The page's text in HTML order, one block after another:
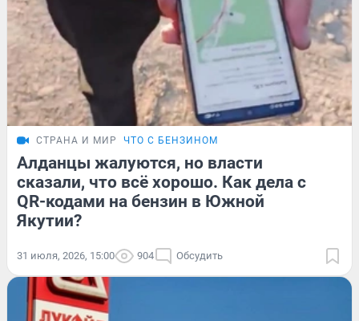
СТРАНА И МИР ЧТО С БЕНЗИНОМ
Алданцы жалуются, но власти
сказали, что всё хорошо. Как дела с
QR-кодами на бензин в Южной
Якутии?
31 июля, 2026, 15:00 904 Обсудить